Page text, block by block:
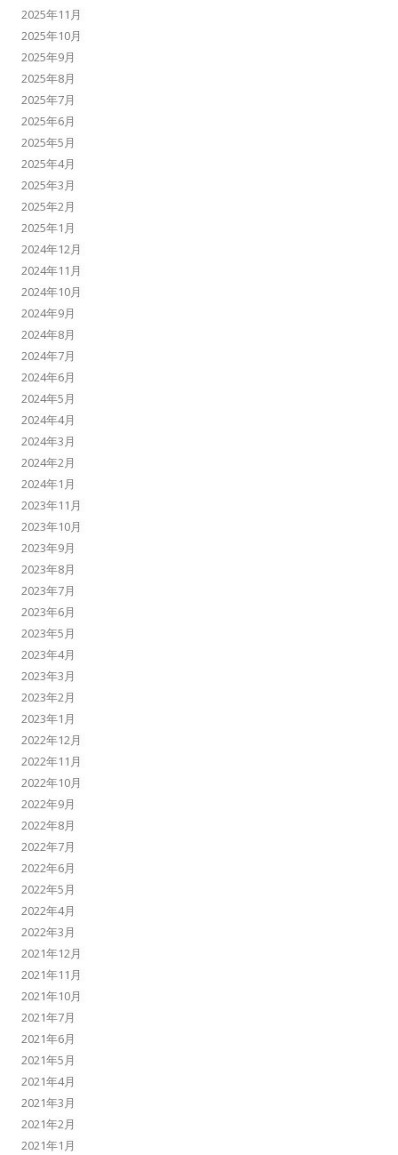
2025年11月
2025年10月
2025年9月
2025年8月
2025年7月
2025年6月
2025年5月
2025年4月
2025年3月
2025年2月
2025年1月
2024年12月
2024年11月
2024年10月
2024年9月
2024年8月
2024年7月
2024年6月
2024年5月
2024年4月
2024年3月
2024年2月
2024年1月
2023年11月
2023年10月
2023年9月
2023年8月
2023年7月
2023年6月
2023年5月
2023年4月
2023年3月
2023年2月
2023年1月
2022年12月
2022年11月
2022年10月
2022年9月
2022年8月
2022年7月
2022年6月
2022年5月
2022年4月
2022年3月
2021年12月
2021年11月
2021年10月
2021年7月
2021年6月
2021年5月
2021年4月
2021年3月
2021年2月
2021年1月